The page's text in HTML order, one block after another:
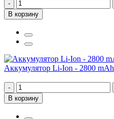
-
В корзину
Аккумулятор Li-Ion - 2800 mAh
-
В корзину